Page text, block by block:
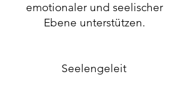
emotionaler und seelischer
Ebene unterstützen.
Seelengeleit